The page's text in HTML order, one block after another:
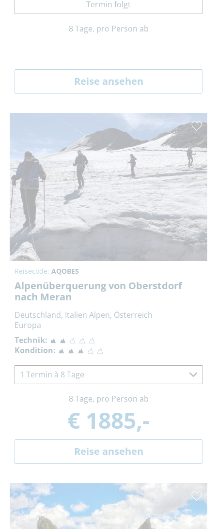
Termin folgt
8 Tage, pro Person ab
Reise ansehen
Reisecode: AQOBES
Alpenüberquerung von Oberstdorf
nach Meran
Deutschland, Italien Alpen, Österreich
Europa
Technik:
Kondition:
1 Termin à 8 Tage
8 Tage, pro Person ab
€ 1885,-
Reise ansehen